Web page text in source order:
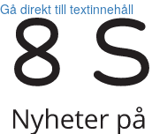
Gå direkt till textinnehåll